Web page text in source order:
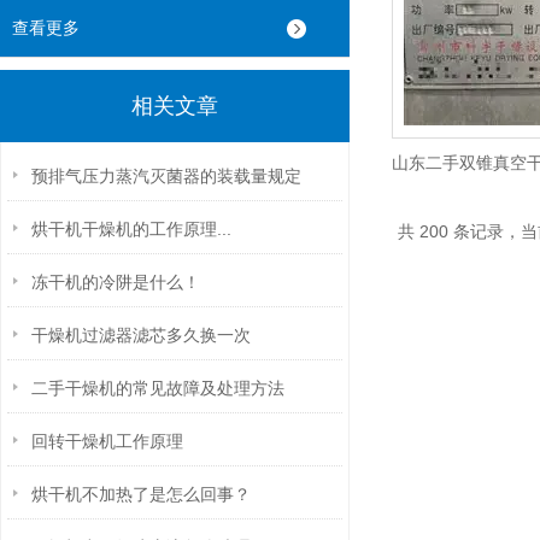
查看更多
相关文章
预排气压力蒸汽灭菌器的装载量规定
烘干机干燥机的工作原理...
冻干机的冷阱是什么！
干燥机过滤器滤芯多久换一次
二手干燥机的常见故障及处理方法
回转干燥机工作原理
烘干机不加热了是怎么回事？
山东二手双锥真空
共 200 条记录，